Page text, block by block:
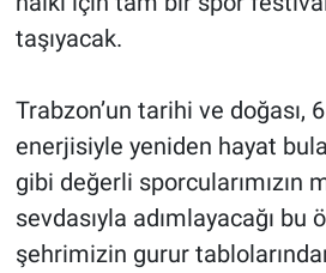
taşıyacak.
Trabzon’un tarihi ve doğası,
enerjisiyle yeniden hayat
gibi değerli sporcularımızın
sevdasıyla adımlayacağı bu
şehrimizin gurur